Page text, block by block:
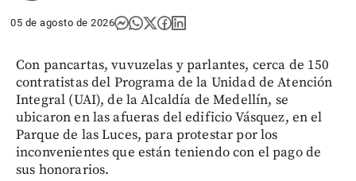
05 de agosto de 2026
Con pancartas, vuvuzelas y parlantes, cerca de 150
contratistas del Programa de la Unidad de Atención
Integral (UAI), de la Alcaldía de Medellín, se
ubicaron en las afueras del edificio Vásquez, en el
Parque de las Luces, para protestar por los
inconvenientes que están teniendo con el pago de
sus honorarios.